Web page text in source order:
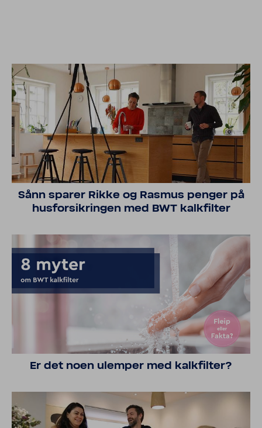
Sånn sparer Rikke og Rasmus penger på
husforsikringen med BWT kalkfilter
Er det noen ulemper med kalkfilter?